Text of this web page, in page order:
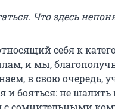
Что здесь
себя к
и мы,
в свою очередь,
и бояться: не шалить